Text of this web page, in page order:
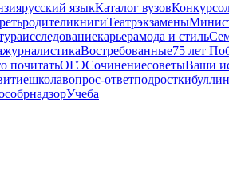
русский языкКаталог вузовКонкурс
родителикнигиТеатрэкзамены
исследованиекарьерамода и стиль
журналистикаВостребованные75 лет
почитатьОГЭСочинениесоветыВаши
школавопрос-ответподростки
Учеба